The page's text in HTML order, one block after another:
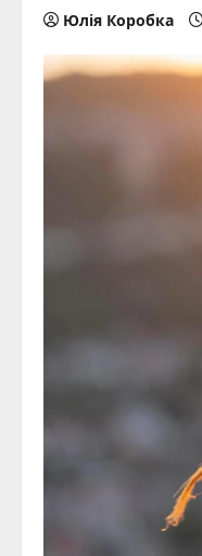
Юлія Коробка